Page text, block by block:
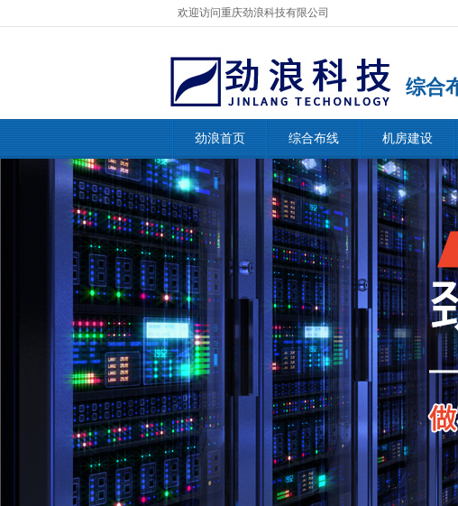
欢迎访问重庆劲浪科技有限公司
综合
劲浪首页 综合布线 机房建设